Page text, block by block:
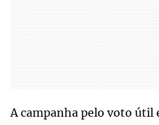
A campanha pelo voto útil